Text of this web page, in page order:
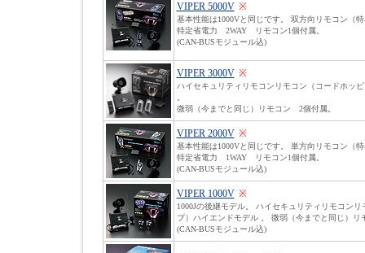
VIPER 5000V ※
基本性能は1000Vと同じです。 双方向リモコン（
特定省電力 2WAY リモコン1個付属。
(CAN-BUSモジュール込)
VIPER 3000V ※
ハイセキュリティリモコンリモコン（コードホッ
微弱（今までと同じ）リモコン 2個付属。
VIPER 2000V ※
基本性能は1000Vと同じです。 単方向リモコン（
特定省電力 1WAY リモコン1個付属。
(CAN-BUSモジュール込)
VIPER 1000V ※
1000Jの後継モデル。 ハイセキュリティリモコン
プ）ハイエンドモデル 。 微弱（今までと同じ）
(CAN-BUSモジュール込)